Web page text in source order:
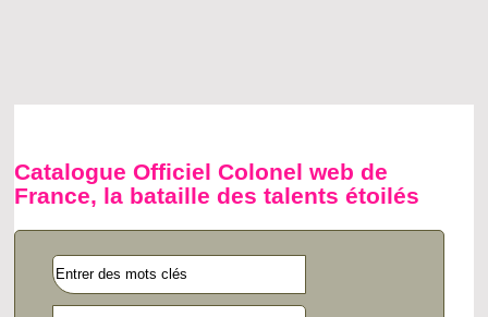
Catalogue Officiel Colonel web de
France, la bataille des talents étoilés